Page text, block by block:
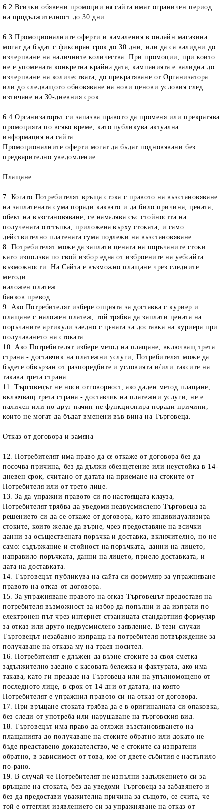
6.2 Всички обявени промоции на сайта имат ограничен период
на продължителност до 30 дни.
6.3 Промоционалните оферти и намаления в онлайн магазина
могат да бъдат с фиксиран срок до 30 дни, или да са валидни до
изчерпване на наличните количества. При промоции, при които
не е упомената конкретна крайна дата, кампанията е валидна до
изчерпване на количествата, до прекратяване от Организатора
или до следващото обновяване на нови ценови условия след
изтичане на 30-дневния срок.
6.4 Организаторът си запазва правото да променя или прекратява
промоцията по всяко време, като публикува актуална
информация на сайта.
Промоционалните оферти могат да бъдат подновявани без
предварително уведомление.
Плащане
7. Когато Потребителят връща стока с правото на възстановяване
на заплатената сума поради каквато и да било причина, цената,
обект на възстановяване, се намалява със стойността на
получената отстъпка, приложена върху стоката, и само
действително платената сума подлежи на възстановяване.
8. Потребителят може да заплати цената на поръчаните стоки
като използва по свой избор една от изброените на уебсайта
възможности. На Сайта е възможно плащане чрез следните
методи:
наложен платеж
банков превод
9. Ако Потребителят избере опцията за доставка с куриер и
плащане с наложен платеж, той трябва да заплати цената на
поръчаните артикули заедно с цената за доставка на куриера при
получаването на стоката.
10. Ако Потребителят избере метод на плащане, включващ трета
страна - доставчик на платежни услуги, Потребителят може да
бъдете обвързан от разпоредбите и условията и/или таксите на
такава трета страна.
11. Търговецът не носи отговорност, ако даден метод плащане,
включващ трета страна - доставчик на платежни услуги, не е
наличен или по друг начин не функционира поради причини,
които не могат да бъдат вменени във вина на Търговеца.
Отказ от договора и замяна
12. Потребителят има право да се откаже от договора без да
посочва причина, без да дължи обезщетение или неустойка в 14-
дневен срок, считано от датата на приемане на стоките от
Потребителя или от трето лице.
13. За да упражни правото си по настоящата клауза,
Потребителят трябва да уведоми недвусмислено Търговеца за
решението си да се откаже от договора, като индивидуализира
стоките, които желае да върне, чрез предоставяне на всички
данни за осъществената поръчка и доставка, включително, но не
само: съдържание и стойност на поръчката, данни на лицето,
направило поръчката, данни на лицето, приело доставката, и
дата на доставката.
14. Търговецът публикува на сайта си формуляр за упражняване
правото на отказ от договора.
15. За упражняване правото на отказ Търговецът предоставя на
потребителя възможност за избор да попълни и да изпрати по
електронен път чрез интернет страницата стандартния формуляр
за отказ или друго недвусмислено заявление. В тези случаи
Търговецът незабавно изпраща на потребителя потвърждение за
получаване на отказа му на траен носител.
16. Потребителят е длъжен да върне стоките за своя сметка
задължително заедно с касовата бележка и фактурата, ако има
такава, като ги предаде на Търговеца или на упълномощено от
последното лице, в срок от 14 дни от датата, на която
Потребителят е упражнил правото си на отказ от договора.
17. При връщане стоката трябва да е в оригиналната си опаковка,
без следи от употреба или нарушаване на търговския вид.
18. Търговецът има право да отложи възстановяването на
плащанията до получаване на стоките обратно или докато не
бъде представено доказателство, че е стоките са изпратени
обратно, в зависимост от това, кое от двете събития е настъпило
по-рано.
19. В случай че Потребителят не изпълни задължението си за
връщане на стокaта, без да уведоми Търговеца за забавянето и
без да предостави уважителна причина за същото, се счита, че
той е оттеглил изявлението си за упражняване на отказ от